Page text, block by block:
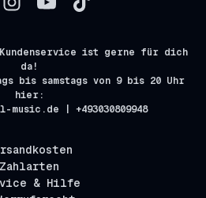
Kundenservice ist gerne für dich
da!
bis samstags von 9 bis 20 Uhr
hier:
| +493030809948
Zahlarten
& Hilfe